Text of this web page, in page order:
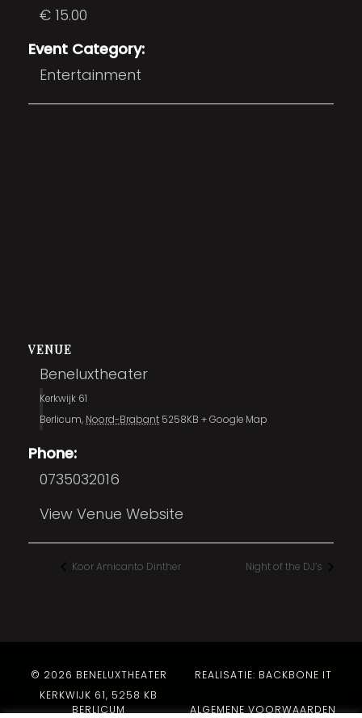
€ 15.00
Event Category:
Entertainment
VENUE
Beneluxtheater
Kerkwijk 61
Berlicum, Noord-Brabant 5258KB + Google Map
Phone:
0735032016
View Venue Website
Koor Amicanto Dinther Night of the DJ’s
© 2026 BENELUXTHEATER
REALISATIE: BACKBONE IT
KERKWIJK 61, 5258 KB
BERLICUM
ALGEMENE VOORWAARDEN